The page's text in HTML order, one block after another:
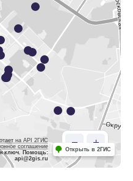
на API 2ГИС
соглашение
ключ. Помощь:
api@2gis.ru
Открыть в 2ГИС